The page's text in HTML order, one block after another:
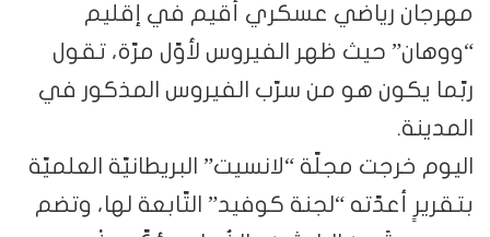
مهرجان رياضي عسكري أُقيم في إقليم
“ووهان” حيث ظهر الفيروس لأوّل مرّة، تقول
ربّما يكون هو من سرّب الفيروس المذكور في
المدينة.
اليوم خرجت مجلّة “لانسيت” البريطانيّة العلميّة
بتقريرٍ أعدّته “لجنة كوفيد” التّابعة لها، وتضم